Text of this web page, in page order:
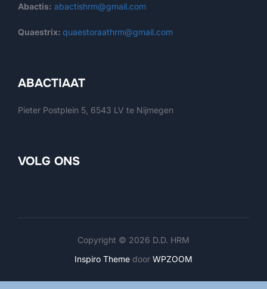
Abactis: abactishrm@gmail.com
Quaestrix: quaestoraathrm@gmail.com
ABACTIAAT
Pieter Postplein 5, 6543 LV te Nijmegen
VOLG ONS
Copyright © 2026 D.D. HRM
Inspiro Theme door WPZOOM